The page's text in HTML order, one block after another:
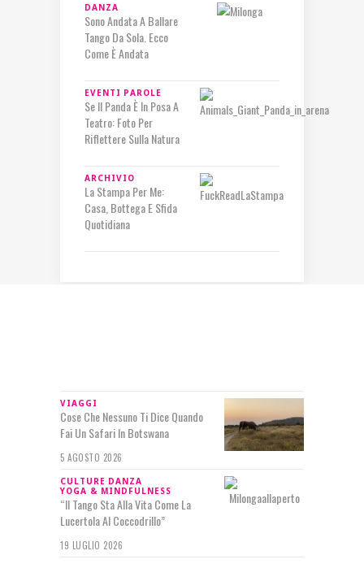
DANZA
Sono Andata A Ballare
Tango Da Sola. Ecco
Come È Andata
EVENTI PAROLE
Se Il Panda È In Posa A
Teatro: Foto Per
Riflettere Sulla Natura
ARCHIVIO
La Stampa Per Me:
Casa, Bottega E Sfida
Quotidiana
VIAGGI
Cose Che Nessuno Ti Dice Quando
Fai Un Safari In Botswana
5 AGOSTO 2026
CULTURE DANZA
YOGA & MINDFULNESS
“Il Tango Sta Alla Vita Come La
Lucertola Al Coccodrillo”
19 LUGLIO 2026